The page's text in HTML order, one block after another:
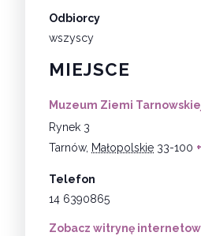
MIEJSCE
Muzeum Ziemi
Rynek 3
Tarnów, Małopolskie 33-100
Telefon
14 6390865
Zobacz witrynę
Odbiorcy
wszyscy